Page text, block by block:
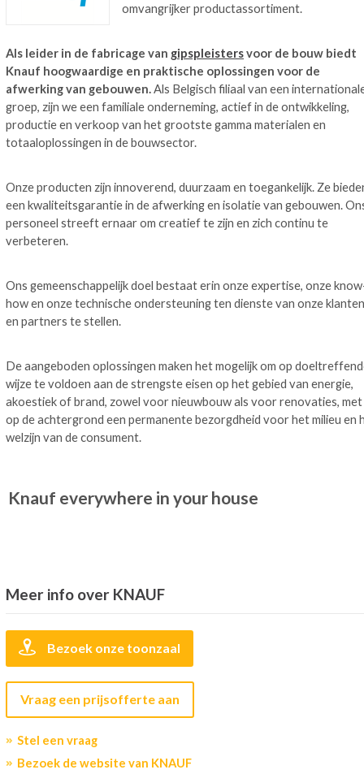
omvangrijker productassortiment.
Als leider in de fabricage van gipspleistersvoor de bouw biedt
Knauf hoogwaardige en praktische oplossingen voor de
afwerking van gebouwen.Als Belgisch filiaal van een
groep, zijn we een familiale onderneming, actief in de ontwikkeling,
productie en verkoop van het grootste gamma materialen en
totaaloplossingen in de bouwsector.
Onze producten zijn innoverend, duurzaam en toegankelijk. Ze
een kwaliteitsgarantie in de afwerking en isolatie van gebouwen.
personeel streeft ernaar om creatief te zijn en zich continu te
verbeteren.
Ons gemeenschappelijk doel bestaat erin onze expertise, onze
how en onze technische ondersteuning ten dienste van onze klanten
en partners te stellen.
De aangeboden oplossingen maken het mogelijk om op
wijze te voldoen aan de strengste eisen op het gebied van energie,
akoestiek of brand, zowel voor nieuwbouw als voor renovaties, met
op de achtergrond een permanente bezorgdheid voor het milieu en
welzijn van de consument.
Knauf everywhere in your house
Meer info over KNAUF
Bezoek onze toonzaal
Vraag een prijsofferte aan
Stel een vraag
Bezoek de website van KNAUF